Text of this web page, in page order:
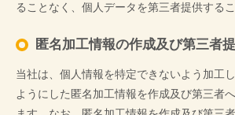
ることなく、個人データを第三者提供する
匿名加工情報の作成及び第三者
当社は、個人情報を特定できないよう加工
ようにした匿名加工情報を作成及び第三者